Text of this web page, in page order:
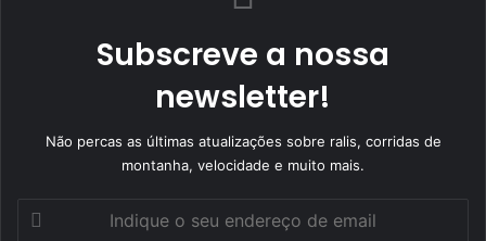
Subscreve a nossa
newsletter!
Não percas as últimas atualizações sobre ralis, corridas de
montanha, velocidade e muito mais.